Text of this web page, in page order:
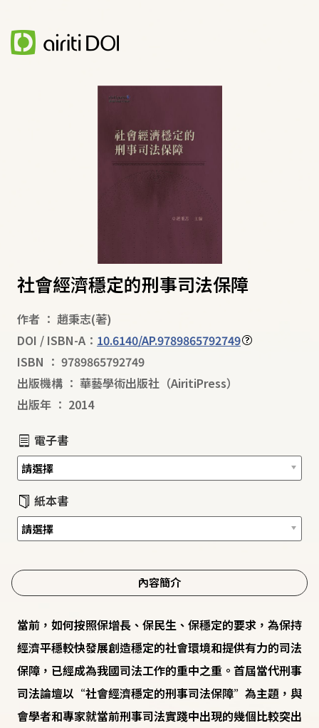
社會經濟穩定的刑事司法保障
作者 ： 趙秉志(著)
DOI / ISBN-A： 10.6140/AP.9789865792749
ISBN ： 9789865792749
出版機構 ： 華藝學術出版社（AiritiPress）
出版年 ： 2014
電子書
紙本書
內容簡介
當前，如何按照保增長、保民生、保穩定的要求，為保持
經濟平穩較快發展創造穩定的社會環境和提供有力的司法
保障，已經成為我國司法工作的重中之重。首屆當代刑事
司法論壇以“社會經濟穩定的刑事司法保障”為主題，與
會學者和專家就當前刑事司法實踐中出現的幾個比較突出